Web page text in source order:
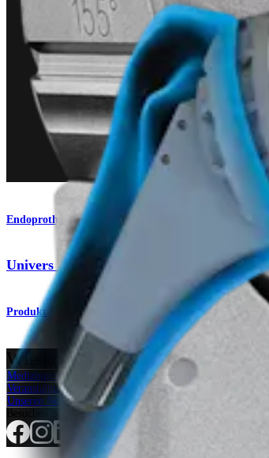
Endoprothetik Schulter
Univers Revers™-
Produkt
Wie können wir Ihnen helfen?
Medizinproduktberater:in kontaktieren
Veranstaltungen, Lab-Vorführungen und
Unseren Newsletter abonnieren
Besuchen Sie uns